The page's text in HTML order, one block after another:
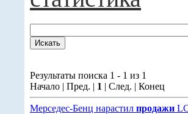
Результаты поиска 1 - 1 из 1
Начало | Пред. | 1 | След. | Конец
Мерседес-Бенц нарастил продажи